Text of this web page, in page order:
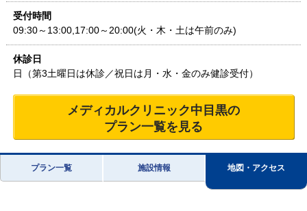
受付時間
09:30～13:00,17:00～20:00(火・木・土は午前のみ)
休診日
日（第3土曜日は休診／祝日は月・水・金のみ健診受付）
メディカルクリニック中目黒の
プラン一覧を見る
プラン一覧 施設情報 地図・アクセス